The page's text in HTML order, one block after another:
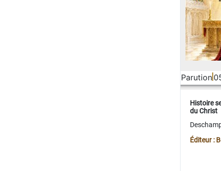
Parution
Histoire
du Christ
Éditeur :